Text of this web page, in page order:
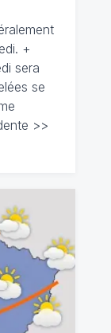
+
sera
se
>>